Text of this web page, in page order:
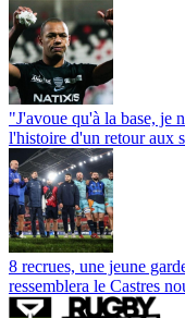
"J'avoue qu'à la base, je
l'histoire d'un retour aux
8 recrues, une jeune
ressemblera le Castres